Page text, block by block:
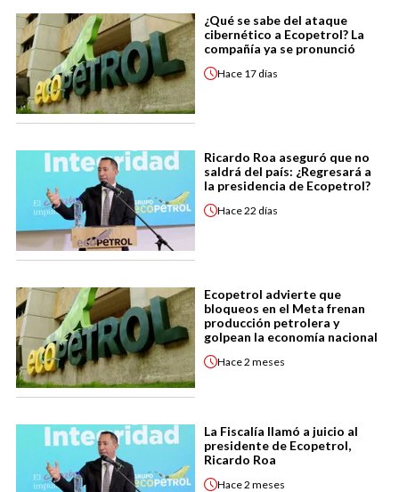
¿Qué se sabe del ataque
cibernético a Ecopetrol? La
compañía ya se pronunció
Hace 17 días
Ricardo Roa aseguró que no
saldrá del país: ¿Regresará a
la presidencia de Ecopetrol?
Hace22 días
Ecopetrol advierte que
bloqueos en el Meta frenan
producción petrolera y
golpean la economía nacional
Hace2 meses
La Fiscalía llamó a juicio al
presidente de Ecopetrol,
Ricardo Roa
Hace2 meses